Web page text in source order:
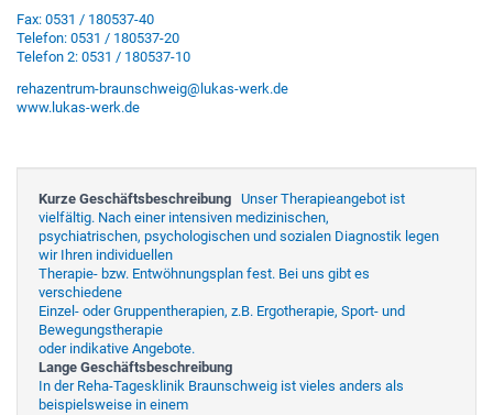
Fax: 0531 / 180537-40
Telefon: 0531 / 180537-20
Telefon 2: 0531 / 180537-10
rehazentrum-braunschweig@lukas-werk.de
www.lukas-werk.de
Kurze Geschäftsbeschreibung Unser Therapieangebot ist
vielfältig. Nach einer intensiven medizinischen,
psychiatrischen, psychologischen und sozialen Diagnostik legen
wir Ihren individuellen
Therapie- bzw. Entwöhnungsplan fest. Bei uns gibt es
verschiedene
Einzel- oder Gruppentherapien, z.B. Ergotherapie, Sport- und
Bewegungstherapie
oder indikative Angebote.
Lange Geschäftsbeschreibung
In der Reha-Tagesklinik Braunschweig ist vieles anders als
beispielsweise in einem